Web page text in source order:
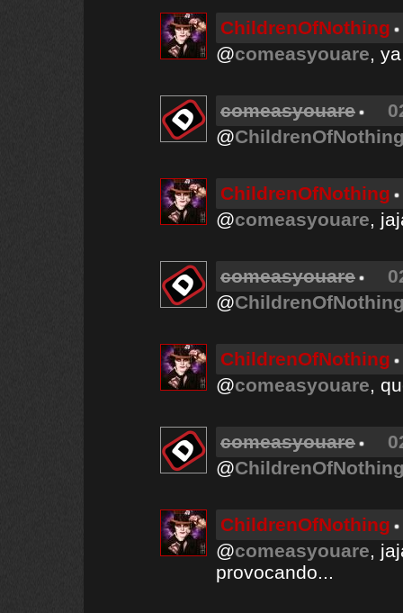
ChildrenOfNothing
@comeasyouare,
comeasyouare
@
ChildrenOfNothing
@comeasyouare,
comeasyouare
@
ChildrenOfNothing
@comeasyouare,
comeasyouare
@
ChildrenOfNothing
@comeasyouare,
provocando...